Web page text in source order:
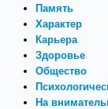
Память
Характер
Карьера
Здоровье
Общество
На